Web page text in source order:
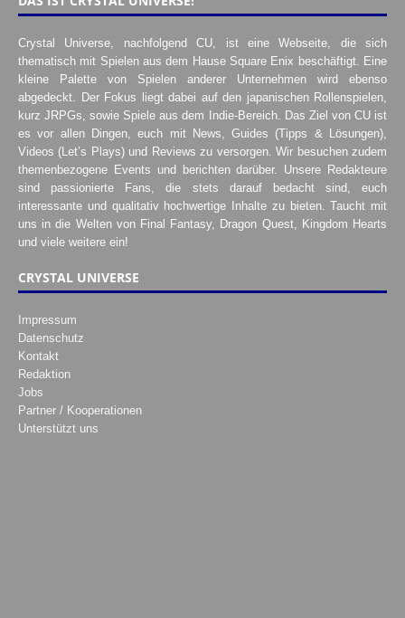
Crystal Universe, nachfolgend CU, ist eine Webseite, die sich
thematisch mit Spielen aus dem Hause Square Enix beschäftigt. Eine
kleine Palette von Spielen anderer Unternehmen wird ebenso
abgedeckt. Der Fokus liegt dabei auf den japanischen Rollenspielen,
kurz JRPGs, sowie Spiele aus dem Indie-Bereich. Das Ziel von CU ist
es vor allen Dingen, euch mit News, Guides (Tipps & Lösungen),
Videos (Let’s Plays) und Reviews zu versorgen. Wir besuchen zudem
themenbezogene Events und berichten darüber. Unsere Redakteure
sind passionierte Fans, die stets darauf bedacht sind, euch
interessante und qualitativ hochwertige Inhalte zu bieten. Taucht mit
uns in die Welten von Final Fantasy, Dragon Quest, Kingdom Hearts
und viele weitere ein!
CRYSTAL UNIVERSE
Impressum
Datenschutz
Kontakt
Redaktion
Jobs
Partner / Kooperationen
Unterstützt uns